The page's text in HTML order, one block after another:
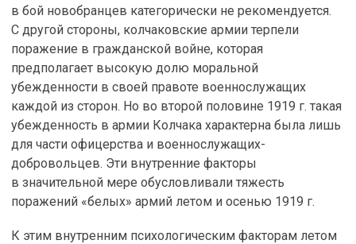
в бой новобранцев категорически не рекомендуется.
С другой стороны, колчаковские армии терпели
поражение в гражданской войне, которая
предполагает высокую долю моральной
убежденности в своей правоте военнослужащих
каждой из сторон. Но во второй половине 1919 г. такая
убежденность в армии Колчака характерна была лишь
для части офицерства и военнослужащих-
добровольцев. Эти внутренние факторы
в значительной мере обусловливали тяжесть
поражений «белых» армий летом и осенью 1919 г.
К этим внутренним психологическим факторам летом